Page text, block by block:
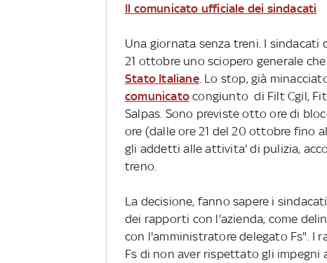
Il comunicato ufficiale dei sindacati
Una giornata senza treni. I
21 ottobre uno sciopero generale
Stato Italiane. Lo stop, già
comunicatocongiunto di Filt Cgil,
Salpas. Sono previste otto ore di
ore (dalle ore 21 del 20 ottobre fino
gli addetti alle attivita' di pulizia,
treno.
La decisione, fanno sapere i
dei rapporti con l'azienda, come
con l'amministratore delegato Fs". I
Fs di non aver rispettato gli impegni